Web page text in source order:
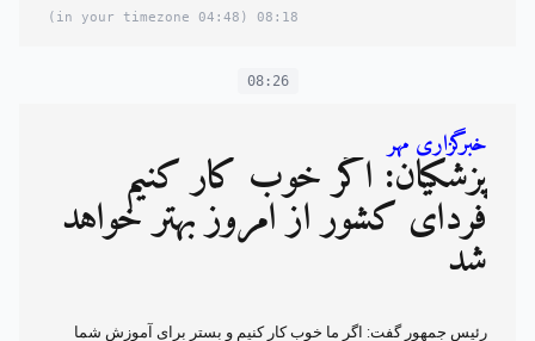
08:18
(04:48 in your timezone)
08:26
خبرگزاری مهر پزشکیان: اگر خوب کار کنیم
فردای کشور از امروز بهتر خواهد
شد
رئیس جمهور گفت: اگر ما خوب کار کنیم و بستر برای آموزش شما